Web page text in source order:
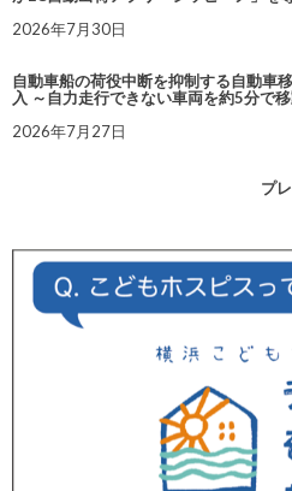
2026年7月30日
自動車船の荷役中断を抑制する自動車
入 ～自力走行できない車両を約5分で
2026年7月27日
プ